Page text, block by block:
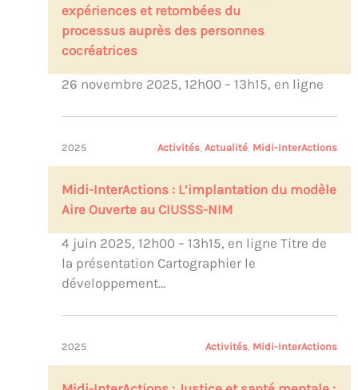
expériences et retombées du
processus auprès des personnes
cocréatrices
26 novembre 2025, 12h00 – 13h15, en ligne
2025 Activités, Actualité, Midi-InterActions
Midi-InterActions : L’implantation du modèle
Aire Ouverte au CIUSSS-NIM
4 juin 2025, 12h00 – 13h15, en ligne Titre de
la présentation Cartographier le
développement…
2025 Activités, Midi-InterActions